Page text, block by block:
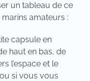
un tableau de ce
amateurs :
capsule en
haut en bas, de
l’espace et le
si vous vous